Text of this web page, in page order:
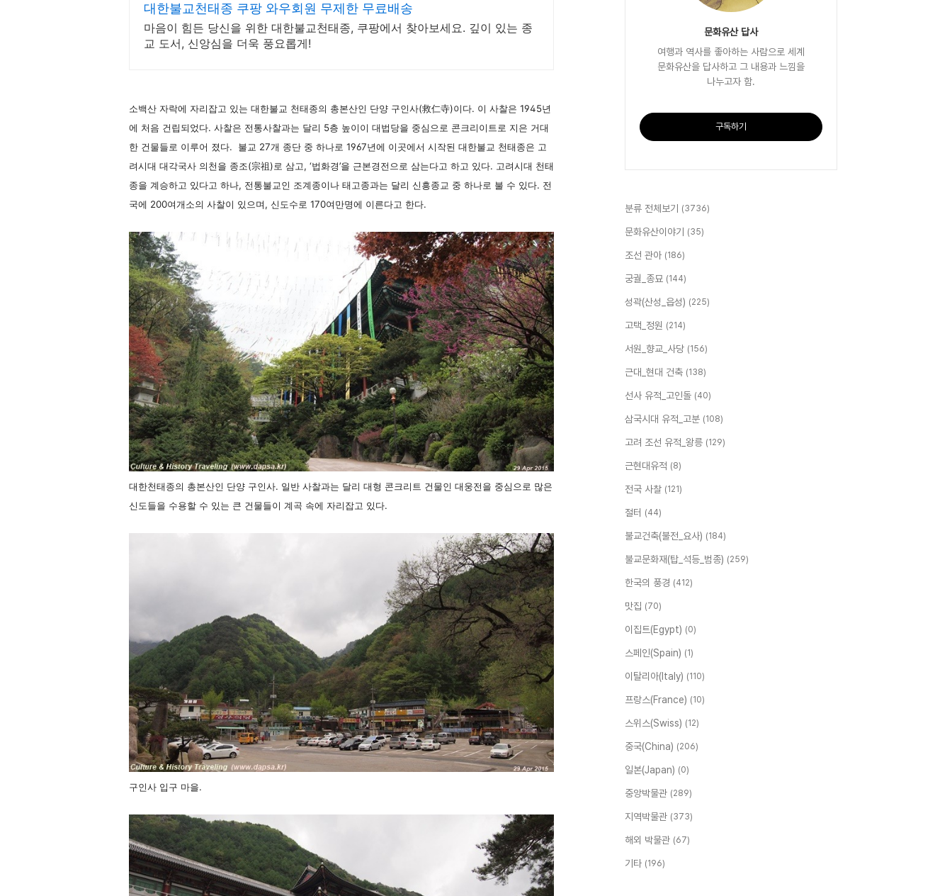
대한불교천태종 쿠팡 와우회원 무제한 무료배송
마음이 힘든 당신을 위한 대한불교천태종, 쿠팡에서 찾아보세요. 깊이 있는 종
교 도서, 신앙심을 더욱 풍요롭게!
소백산 자락에 자리잡고 있는 대한불교 천태종의 총본산인 단양 구인사(救仁寺)이다. 이 사찰은 1945년
에 처음 건립되었다. 사찰은 전통사찰과는 달리 5층 높이이 대법당을 중심으로 콘크리이트로 지은 거대
한 건물들로 이루어 졌다. 불교 27개 종단 중 하나로 1967년에 이곳에서 시작된 대한불교 천태종은 고
려시대 대각국사 의천을 종조(宗祖)로 삼고, ‘법화경’을 근본경전으로 삼는다고 하고 있다. 고려시대 천태
종을 계승하고 있다고 하나, 전통불교인 조계종이나 태고종과는 달리 신흥종교 중 하나로 불 수 있다. 전
국에 200여개소의 사찰이 있으며, 신도수로 170여만명에 이른다고 한다.
대한천태종의 총본산인 단양 구인사. 일반 사찰과는 달리 대형 콘크리트 건물인 대웅전을 중심으로 많은
신도들을 수용할 수 있는 큰 건물들이 계곡 속에 자리잡고 있다.
구인사 입구 마을.
문화유산 답사
여행과 역사를 좋아하는 사람으로 세계
문화유산을 답사하고 그 내용과 느낌을
나누고자 함.
구독하기
분류 전체보기 (3736)
문화유산이야기 (35)
조선 관아 (186)
궁궐_종묘 (144)
성곽(산성_읍성) (225)
고택_정원 (214)
서원_향교_사당 (156)
근대_현대 건축 (138)
선사 유적_고인돌 (40)
삼국시대 유적_고분 (108)
고려 조선 유적_왕릉 (129)
근현대유적 (8)
전국 사찰 (121)
절터 (44)
불교건축(불전_요사) (184)
불교문화재(탑_석등_범종) (259)
한국의 풍경 (412)
맛집 (70)
이집트(Egypt) (0)
스페인(Spain) (1)
이탈리아(Italy) (110)
프랑스(France) (10)
스위스(Swiss) (12)
중국(China) (206)
일본(Japan) (0)
중앙박물관 (289)
지역박물관 (373)
해외 박물관 (67)
기타 (196)